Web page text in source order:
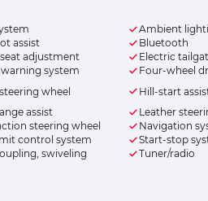
Ambient
assist Bluetooth
adjustment Electric
system Four-wheel
wheel Hill-start
assist Leather
steering wheel Navigation
control system Start-stop
swiveling Tuner/radio